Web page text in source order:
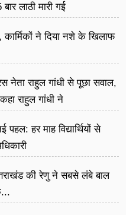
लाठी मारी गई
ने दिया नशे के खिलाफ
राहुल गांधी से पूछा सवाल,
राहुल गांधी ने
हर माह विद्यार्थियों से
की रेणु ने सबसे लंबे बाल